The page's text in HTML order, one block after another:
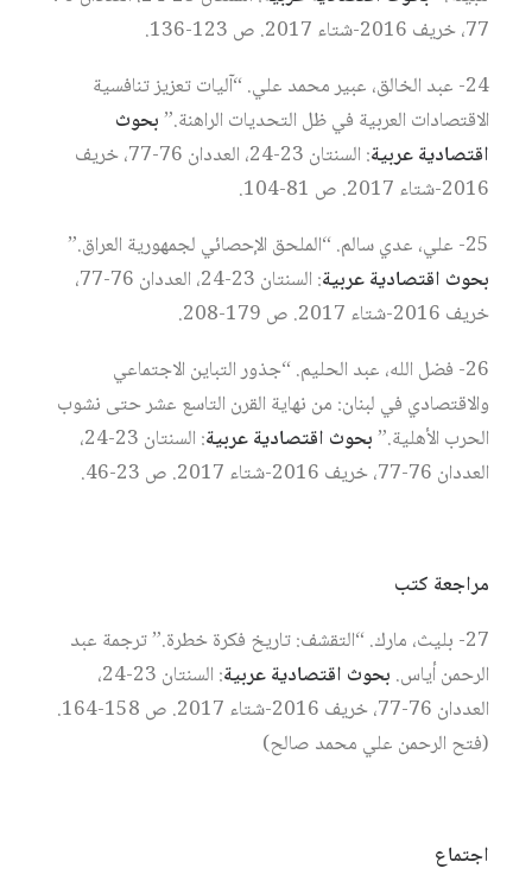
77، خريف 2016-شتاء 2017. ص 123-136.
24- عبد الخالق، عبير محمد علي. “آليات تعزيز تنافسية
الاقتصادات العربية في ظل التحديات الراهنة.”بحوث
اقتصادية عربية
: السنتان 23-24، العددان 76-77، خريف
2016-شتاء 2017. ص 81-104.
25- علي، عدي سالم. “الملحق الإحصائي لجمهورية العراق.”
بحوث اقتصادية عربية
: السنتان 23-24، العددان 76-77،
خريف 2016-شتاء 2017. ص 179-208.
26- فضل الله، عبد الحليم. “جذور التباين الاجتماعي
والاقتصادي في لبنان: من نهاية القرن التاسع عشر حتى نشوب
الحرب الأهلية.”بحوث اقتصادية عربية
: السنتان 23-24،
العددان 76-77، خريف 2016-شتاء 2017. ص 23-46.
مراجعة كتب
27- بليث، مارك. “التقشف: تاريخ فكرة خطرة.” ترجمة عبد
الرحمن أياس. بحوث اقتصادية عربية
: السنتان 23-24،
العددان 76-77، خريف 2016-شتاء 2017. ص 158-164.
(فتح الرحمن علي محمد صالح)
اجتماع